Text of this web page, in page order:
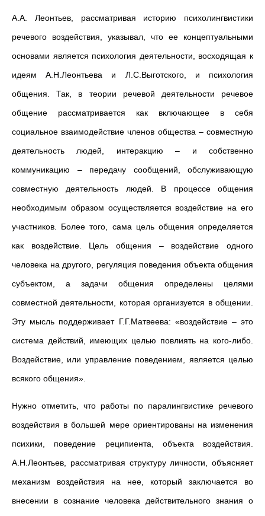
А.А. Леонтьев, рассматривая историю психолингвистики
речевого воздействия, указывал, что ее концептуальными
основами является психология деятельности, восходящая к
идеям А.Н.Леонтьева и Л.С.Выготского, и психология
общения. Так, в теории речевой деятельности речевое
общение рассматривается как включающее в себя
социальное взаимодействие членов общества – совместную
деятельность людей, интеракцию – и собственно
коммуникацию – передачу сообщений, обслуживающую
совместную деятельность людей. В процессе общения
необходимым образом осуществляется воздействие на его
участников. Более того, сама цель общения определяется
как воздействие. Цель общения – воздействие одного
человека на другого, регуляция поведения объекта общения
субъектом, а задачи общения определены целями
совместной деятельности, которая организуется в общении.
Эту мысль поддерживает Г.Г.Матвеева: «воздействие – это
система действий, имеющих целью повлиять на кого-либо.
Воздействие, или управление поведением, является целью
всякого общения».
Нужно отметить, что работы по паралингвистике речевого
воздействия в большей мере ориентированы на изменения
психики, поведение реципиента, объекта воздействия.
А.Н.Леонтьев, рассматривая структуру личности, объясняет
механизм воздействия на нее, который заключается во
внесении в сознание человека действительного знания о